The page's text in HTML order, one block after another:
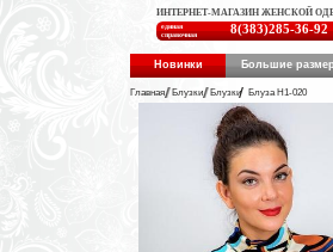
ИНТЕРНЕТ-МАГАЗИН ЖЕНСКОЙ
единая
справочная
8(383)285-36-92
Новинки Большие
Главная Блузки Блузки Блуза Н1-020